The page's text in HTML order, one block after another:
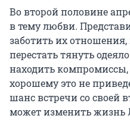
Во второй половине
в тему любви.
заботить их отношения,
перестать тянуть
находить
хорошему это не
шанс встречи со своей
может изменить жизнь